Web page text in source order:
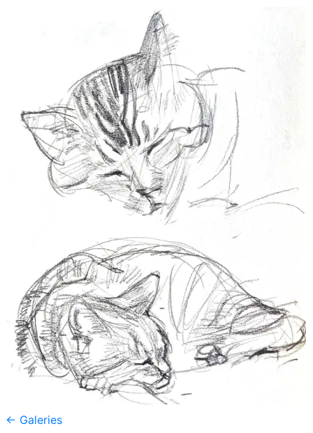
← Galeries